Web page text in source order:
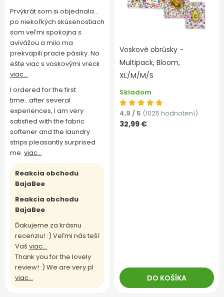
Prvýkrát som si objednala…
po niekoľkých skúsenostiach
som veľmi spokojna s
avivážou a milo ma
prekvapili pracie pásiky. No
ešte viac s voskovými vreck
viac...
I ordered for the first
time...after several
experiences, I am very
satisfied with the fabric
softener and the laundry
strips pleasantly surprised
me. viac...
Reakcia obchodu
BajaBee
Reakcia obchodu
BajaBee
Ďakujeme za krásnu
recenziu! :) Veľmi nás teší
Vaš viac...
Thank you for the lovely
review! :) We are very pl
viac...
Voskové obrúsky -
Multipack, Bloom,
XL/M/M/S
Skladom
4,9 / 5 (1025 hodnotení)
32,99 €
DO KOŠÍKA